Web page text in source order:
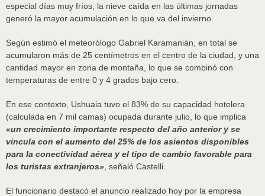
especial días muy fríos, la nieve caída en las últimas jornadas
generó la mayor acumulación en lo que va del invierno.
Según estimó el meteorólogo Gabriel Karamanián, en total se
acumularon más de 25 centímetros en el centro de la ciudad, y una
cantidad mayor en zona de montaña, lo que se combinó con
temperaturas de entre 0 y 4 grados bajo cero.
En ese contexto, Ushuaia tuvo el 83% de su capacidad hotelera
(calculada en 7 mil camas) ocupada durante julio, lo que implica
«un crecimiento importante respecto del año anterior y se
vincula con el aumento del 25% de los asientos disponibles
para la conectividad aérea y el tipo de cambio favorable para
los turistas extranjeros» , señaló Castelli.
El funcionario destacó el anuncio realizado hoy por la empresa